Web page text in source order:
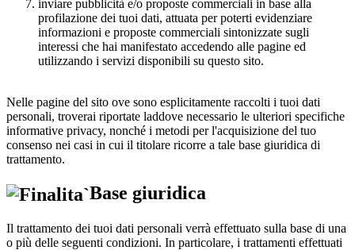
inviare pubblicità e/o proposte commerciali in base alla
profilazione dei tuoi dati, attuata per poterti evidenziare
informazioni e proposte commerciali sintonizzate sugli
interessi che hai manifestato accedendo alle pagine ed
utilizzando i servizi disponibili su questo sito.
Nelle pagine del sito ove sono esplicitamente raccolti i tuoi dati
personali, troverai riportate laddove necessario le ulteriori specifiche
informative privacy, nonché i metodi per l'acquisizione del tuo
consenso nei casi in cui il titolare ricorre a tale base giuridica di
trattamento.
Base giuridica
Il trattamento dei tuoi dati personali verrà effettuato sulla base di una
o più delle seguenti condizioni. In particolare, i trattamenti effettuati